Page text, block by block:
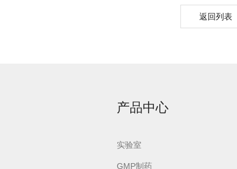
实验室洗
返回列表
产品中心
实验室
GMP制药